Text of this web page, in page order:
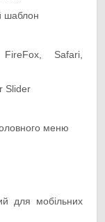
шаблон
Safari,
Slider
меню
для мобільних